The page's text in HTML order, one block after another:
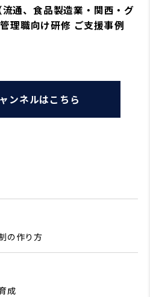
通、食品製造業・関西・グ
理職向け研修 ご支援事例
ンネルはこちら
の作り方
成